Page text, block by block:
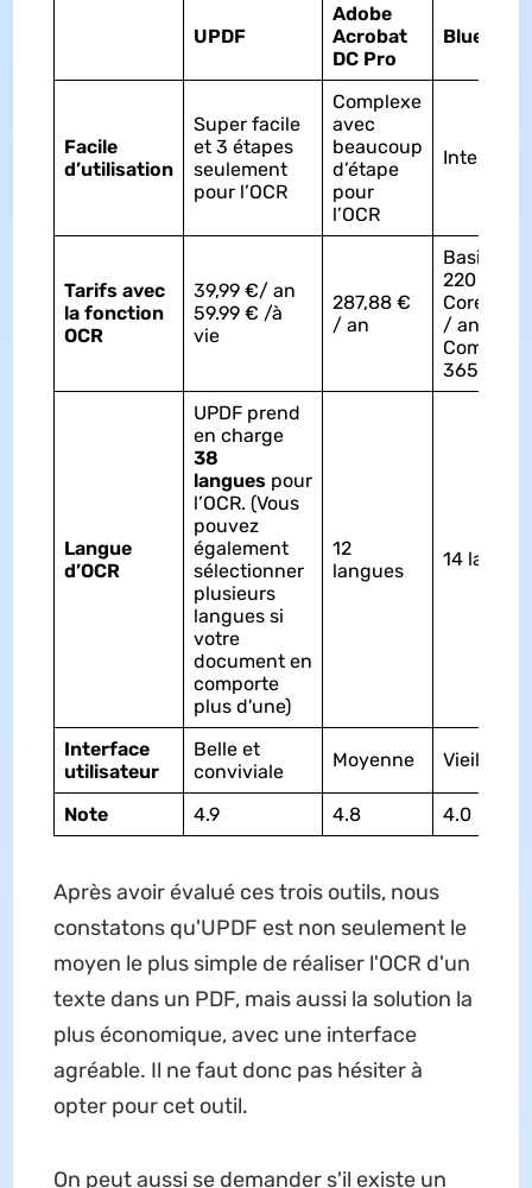
UPDF
Adobe
Acrobat
DC Pro
Facile
d’utilisation
Super facile
et 3 étapes
seulement
pour l’OCR
Complexe
avec
beaucoup
d’étape
pour
l’OCR
Tarifs avec
la fonction
OCR
39,99 €/ an
59.99 € /à
vie
287,88 €
/ an
Basique :
220 € /
Core :
/ an
Complete
365 € /
Langue
d’OCR
UPDF prend
en charge
38
languespour
l’OCR. (Vous
pouvez
également
sélectionner
plusieurs
langues si
votre
document en
comporte
plus d'une)
12
langues
14
Interface
utilisateur
Belle et
conviviale
Moyenne Vieillotte
Note 4.9 4.8 4.0
Après avoir évalué ces trois outils, nous
constatons qu'UPDF est non seulement le
moyen le plus simple de réaliser l'OCR d'un
texte dans un PDF, mais aussi la solution la
plus économique, avec une interface
agréable. Il ne faut donc pas hésiter à
opter pour cet outil.
On peut aussi se demander s'il existe un